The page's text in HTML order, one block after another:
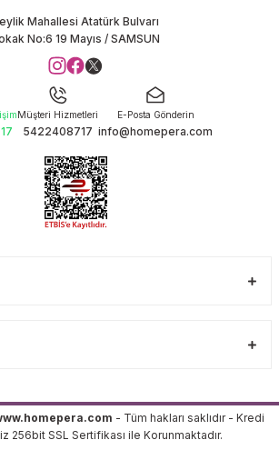
Mahallesi Atatürk Bulvarı
No:6 19 Mayıs / SAMSUN
Müşteri Hizmetleri
5422408717
E-Posta Gönderin
info@homepera.com
- Tüm hakları saklıdır - Kredi
256bit SSL Sertifikası ile Korunmaktadır.